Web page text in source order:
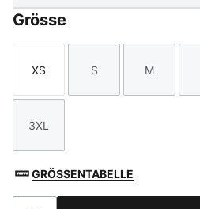
Grösse
Größe
XS
Größe
S
Größe
M
Größe
3XL
GRÖSSENTABELLE